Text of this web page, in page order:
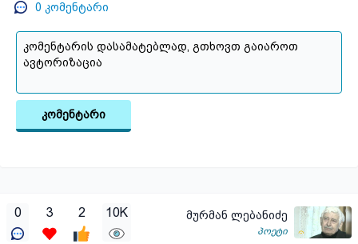
0 კომენტარი
კომენტარი
0 3 2 10K მურმან ლებანიძე
პოეტი